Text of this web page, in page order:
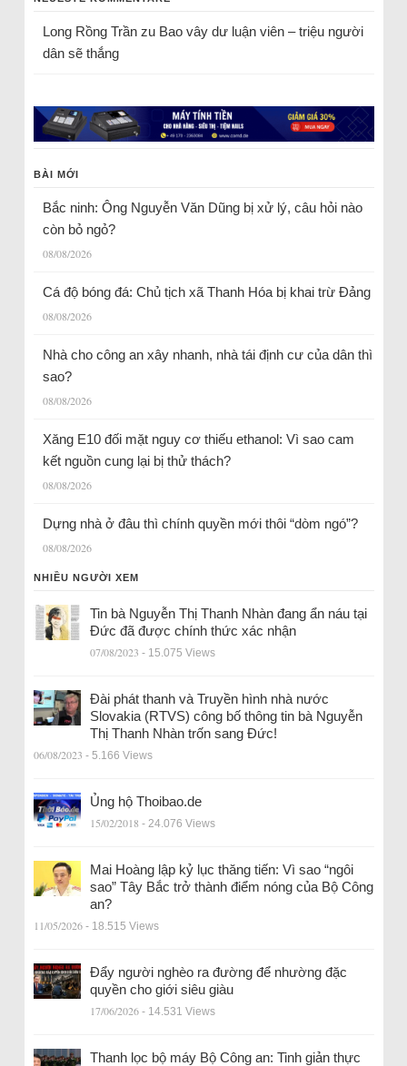
Long Rồng Trầnzu Bao vây dư luận viên – triệu người
dân sẽ thắng
BÀI MỚI
Bắc ninh: Ông Nguyễn Văn Dũng bị xử lý, câu hỏi nào
còn bỏ ngỏ?
08/08/2026
Cá độ bóng đá: Chủ tịch xã Thanh Hóa bị khai trừ Đảng
08/08/2026
Nhà cho công an xây nhanh, nhà tái định cư của dân thì
sao?
08/08/2026
Xăng E10 đối mặt nguy cơ thiếu ethanol: Vì sao cam
kết nguồn cung lại bị thử thách?
08/08/2026
Dựng nhà ở đâu thì chính quyền mới thôi “dòm ngó”?
08/08/2026
NHIỀU NGƯỜI XEM
Tin bà Nguyễn Thị Thanh Nhàn đang ẩn náu tại
Đức đã được chính thức xác nhận
07/08/2023 - 15.075 Views
Đài phát thanh và Truyền hình nhà nước
Slovakia (RTVS) công bố thông tin bà Nguyễn
Thị Thanh Nhàn trốn sang Đức!
06/08/2023 - 5.166 Views
Ủng hộ Thoibao.de
15/02/2018 - 24.076 Views
Mai Hoàng lập kỷ lục thăng tiến: Vì sao “ngôi
sao” Tây Bắc trở thành điểm nóng của Bộ Công
an?
11/05/2026 - 18.515 Views
Đẩy người nghèo ra đường để nhường đặc
quyền cho giới siêu giàu
17/06/2026 - 14.531 Views
Thanh lọc bộ máy Bộ Công an: Tinh giản thực